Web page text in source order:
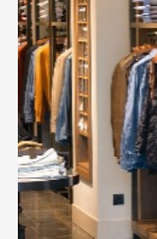
конструкции и т. Д.